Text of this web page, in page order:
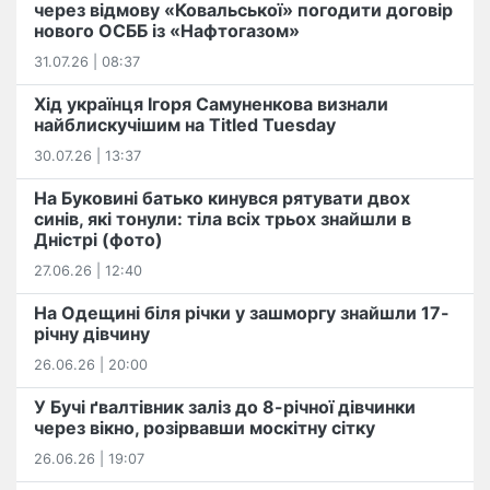
через відмову «Ковальської» погодити договір
нового ОСББ із «Нафтогазом»
31.07.26 | 08:37
Хід українця Ігоря Самуненкова визнали
найблискучішим на Titled Tuesday
30.07.26 | 13:37
На Буковині батько кинувся рятувати двох
синів, які тонули: тіла всіх трьох знайшли в
Дністрі (фото)
27.06.26 | 12:40
На Одещині біля річки у зашморгу знайшли 17-
річну дівчину
26.06.26 | 20:00
У Бучі ґвалтівник заліз до 8-річної дівчинки
через вікно, розірвавши москітну сітку
26.06.26 | 19:07